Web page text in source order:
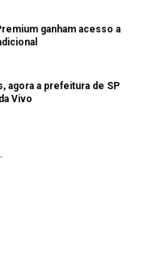
ganham acesso a
agora a prefeitura de SP
Vivo